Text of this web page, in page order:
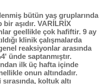
bütün yaş gruplarında
aşıdır. VARİLRİX
geellikle çok hafiftir. 9 ay
klinik çalışmalarda
reaksiyonlar arasında
ünde saptanmıştır.
ilk üç hafta içinde
onun altındadır.
koltuk altı